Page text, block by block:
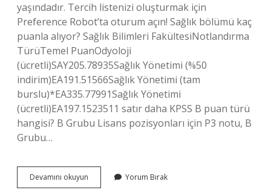
yaşındadır. Tercih listenizi oluşturmak için
Preference Robot’ta oturum açın! Sağlık bölümü kaç
puanla alıyor? Sağlık Bilimleri FakültesiNotlandırma
TürüTemel PuanOdyoloji
(ücretli)SAY205.78935Sağlık Yönetimi (%50
indirim)EA191.51566Sağlık Yönetimi (tam
burslu)*EA335.77991Sağlık Yönetimi
(ücretli)EA197.1523511 satır daha KPSS B puan türü
hangisi? B Grubu Lisans pozisyonları için P3 notu, B
Grubu…
Devamını okuyun
Bilimleri
Yorum Bırak